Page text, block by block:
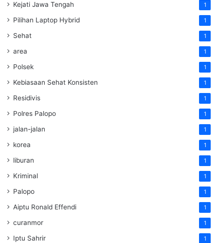
Kejati Jawa Tengah 1
Pilihan Laptop Hybrid 1
Sehat 1
area 1
Polsek 1
Kebiasaan Sehat Konsisten 1
Residivis 1
Polres Palopo 1
jalan-jalan 1
korea 1
liburan 1
Kriminal 1
Palopo 1
Aiptu Ronald Effendi 1
curanmor 1
Iptu Sahrir 1